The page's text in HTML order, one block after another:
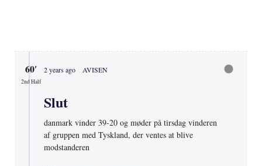
60′
2nd Half
2 years ago AVISEN
Slut
danmark vinder 39-20 og møder på tirsdag vinderen
af gruppen med Tyskland, der ventes at blive
modstanderen